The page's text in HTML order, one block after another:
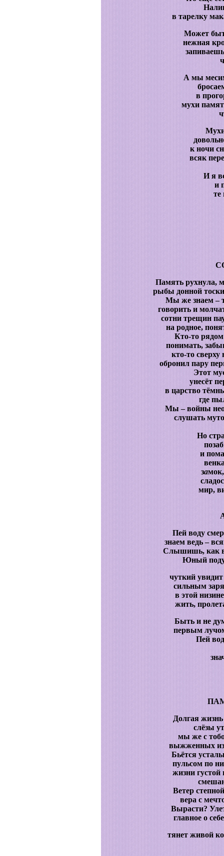
в тарелку
Может
нежная
А мы
в
мухи
к ночи
всяк
И я
и
те
Память рухнула,
рыбы донной
Мы же знаем –
говорить и
сотни трещин
на родное,
Кто-то
понимать,
кто-то сверху
обронил пару
Этот
унесёт
в царство
где
Мы – войны
слушать
Но
и
за
мир,
Пей воду
знаем ведь –
Слышишь, как
Юный
чуткий
сильным
в этой
жить,
Быть и не
первым
Пей
Долгая
слёзы
мы же с
выжженных
Бьётся
пульсом по
жизни густой
Ветер
вера с
Вырасти?
главное о
тянет живой